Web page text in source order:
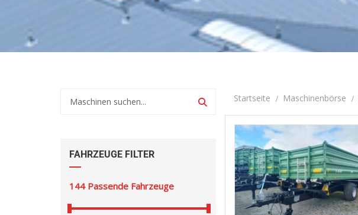
FAHRZEUGE FILTER
144 Passende Fahrzeuge
Startseite Maschinenbörse